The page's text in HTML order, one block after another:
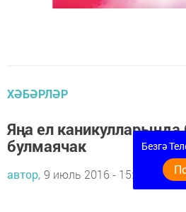
ХӘБӘРЛӘР
Яңа ел
булмаячак
автор, 9 июль 2016 - 15:17
Безгә